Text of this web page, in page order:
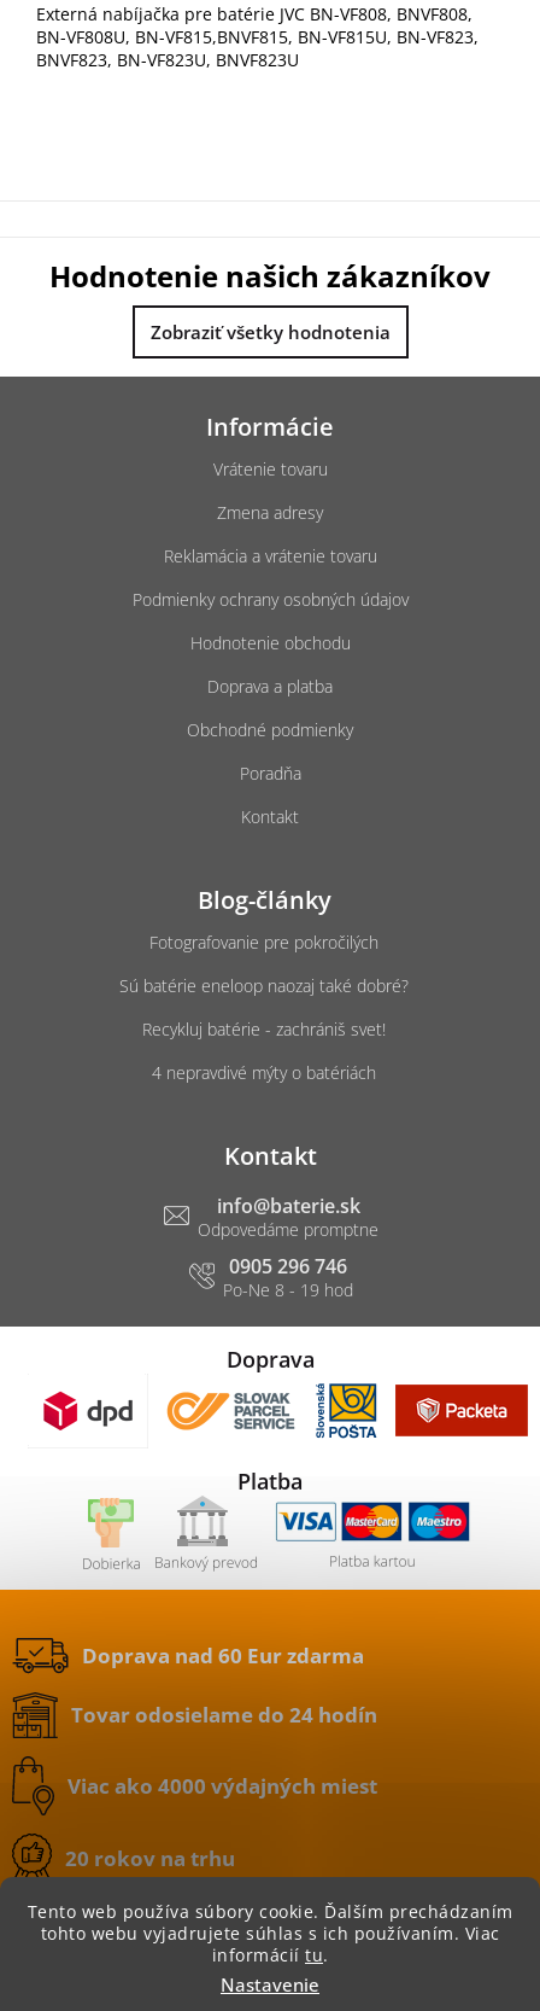
Tento web používa súbory cookie. Ďalším prechádzaním
tohto webu vyjadrujete súhlas s ich používaním. Viac
informácií tu.
Nastavenie
Externá nabíjačka pre batérie JVC BN-VF808, BNVF808,
BN-VF808U, BN-VF815,BNVF815, BN-VF815U, BN-VF823,
BNVF823, BN-VF823U, BNVF823U
Hodnotenie našich zákazníkov
Zobraziť všetky hodnotenia
Z
Informácie
Vrátenie tovaru
Zmena adresy
Reklamácia a vrátenie tovaru
Podmienky ochrany osobných údajov
Hodnotenie obchodu
Doprava a platba
Obchodné podmienky
Poradňa
Kontakt
Blog-články
Fotografovanie pre pokročilých
Sú batérie eneloop naozaj také dobré?
Recykluj batérie - zachrániš svet!
4 nepravdivé mýty o batériách
Kontakt
info@baterie.sk
0905 296 746
Doprava
Platba
Doprava nad 60 Eur zdarma
Tovar odosielame do 24 hodín
Viac ako 4000 výdajných miest
20 rokov na trhu
BATERIE.sk | internetový obchod
Všetky práva vyhradené.